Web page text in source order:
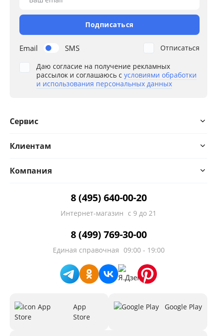
Email SMS
Подписаться
Даю согласие на получение рекламных
рассылок и соглашаюсь с условиями обработки
и использования персональных данных
Отписаться
Сервис
Клиентам
Компания
8 (495) 640-00-20
Интернет-магазин с 9 до 21
8 (499) 769-30-00
Единая справочная 09:00 - 19:00
App
Store
Google Play